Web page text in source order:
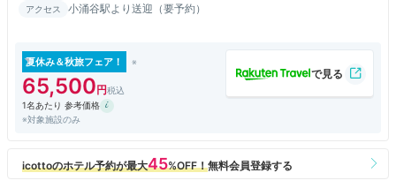
アクセス 小涌谷駅より送迎（要予約）
夏休み＆秋旅フェア！
65,500
1名あたり 参考価格
※対象施設のみ